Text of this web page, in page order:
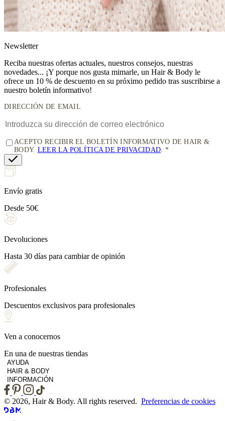
Newsletter
Reciba nuestras ofertas actuales, nuestros consejos, nuestras
novedades... ¡Y porque nos gusta mimarle, un Hair & Body le
ofrece un 10 % de descuento en su próximo pedido tras suscribirse a
nuestro boletín informativo!
DIRECCIÓN DE EMAIL
ACEPTO RECIBIR EL BOLETÍN INFORMATIVO DE HAIR &
BODY. LEER LA POLÍTICA DE PRIVACIDAD
Envío gratis
Desde 50€
Devoluciones
Hasta 30 días para cambiar de opinión
Profesionales
Descuentos exclusivos para profesionales
Ven a conocernos
En una de nuestras tiendas
AYUDA
HAIR & BODY
INFORMACIÓN
© 2026, Hair & Body. All rights reserved. Preferencias de cookies